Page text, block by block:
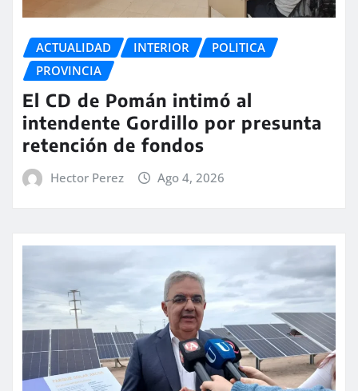
ACTUALIDAD INTERIOR
POLITICA
PROVINCIA
El CD de Pomán intimó al
intendente Gordillo por presunta
retención de fondos
Hector Perez Ago 4, 2026